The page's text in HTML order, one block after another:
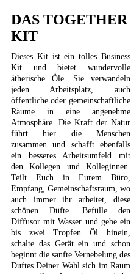
DAS TOGETHER
KIT
Dieses Kit ist ein tolles Business
Kit und bietet wundervolle
ätherische Öle. Sie verwandeln
jeden Arbeitsplatz, auch
öffentliche oder gemeinschaftliche
Räume in eine angenehme
Atmosphäre. Die Kraft der Natur
führt hier die Menschen
zusammen und schafft ebenfalls
ein besseres Arbeitsumfeld mit
den Kollegen und Kolleginnen.
Teilt Euch in Eurem Büro,
Empfang, Gemeinschaftsraum, wo
auch immer ihr arbeitet, diese
schönen Düfte. Befülle den
Diffusor mit Wasser und gebe ein
bis zwei Tropfen Öl hinein,
schalte das Gerät ein und schon
beginnt die sanfte Vernebelung des
Duftes Deiner Wahl sich im Raum